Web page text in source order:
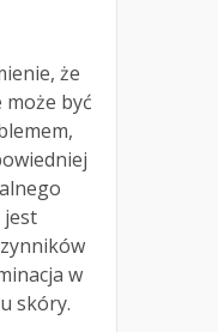
że
być
jest
w
skóry.